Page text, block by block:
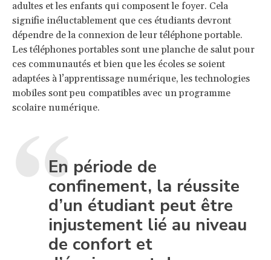
adultes et les enfants qui composent le foyer. Cela
signifie inéluctablement que ces étudiants devront
dépendre de la connexion de leur téléphone portable.
Les téléphones portables sont une planche de salut pour
ces communautés et bien que les écoles se soient
adaptées à l’apprentissage numérique, les technologies
mobiles sont peu compatibles avec un programme
scolaire numérique.
En période de
confinement, la réussite
d’un étudiant peut être
injustement lié au niveau
de confort et